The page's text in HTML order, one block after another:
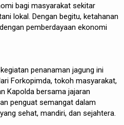
bagi masyarakat sekitar
lokal. Dengan begitu, ketahanan
pemberdayaan ekonomi
penanaman jagung ini
Forkopimda, tokoh masyarakat,
Kapolda bersama jajaran
penguat semangat dalam
sehat, mandiri, dan sejahtera.